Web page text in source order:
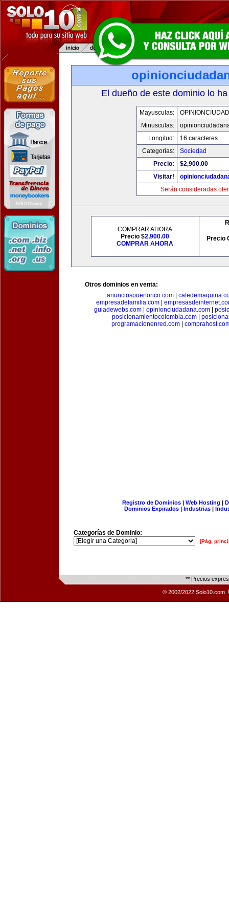
El dueño de este dominio lo
Mayusculas:
Minusculas:
Longitud:
16 caracteres
Categorias:
Sociedad
Precio:
$2,900.00
Visitar!
Serán consideradas
COMPRAR AHORA
Precio $2,900.00
COMPRAR AHORA
Precio
Otros dominios en venta:
anunciospuertorico.com|
empresadefamilia.com
guiadewebs.com
opinionciudadana.com
posicionamientocolombia.com|
programacionenred.com
Registro de Dominios| Web Hosting |
Dominios Expirados | Industrias |
Categorías de Dominio:
[Pág.
** Precios
© 2002/2022 Solo10.com